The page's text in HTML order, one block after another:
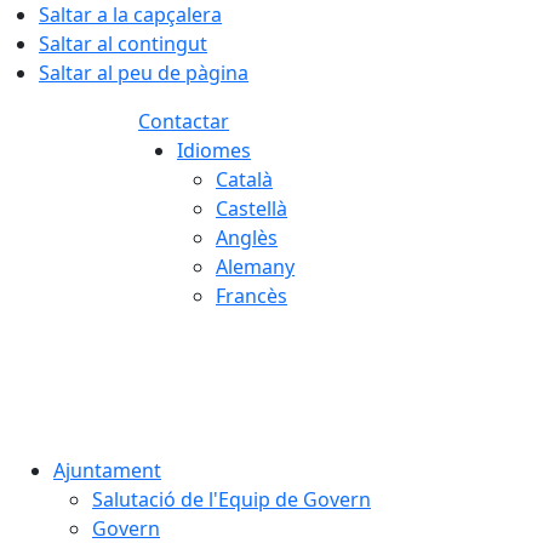
Saltar a la capçalera
Saltar al contingut
Saltar al peu de pàgina
Contactar
Idiomes
Català
Castellà
Anglès
Alemany
Francès
Ajuntament
Salutació de l'Equip de Govern
Govern